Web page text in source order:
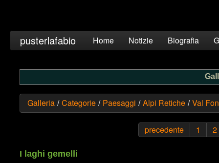
pusterlafabio Home Notizie Biografia
Galleria / Categorie / Paesaggi / Alpi Retiche / Val
precedente 1 2
I laghi gemelli